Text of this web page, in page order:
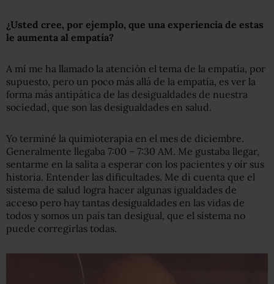
¿Usted cree, por ejemplo, que una experiencia de estas
le aumenta al empatía?
A mí me ha llamado la atención el tema de la empatía, por
supuesto, pero un poco más allá de la empatía, es ver la
forma más antipática de las desigualdades de nuestra
sociedad, que son las desigualdades en salud.
Yo terminé la quimioterapia en el mes de diciembre.
Generalmente llegaba 7:00 – 7:30 AM. Me gustaba llegar,
sentarme en la salita a esperar con los pacientes y oír sus
historia. Entender las dificultades. Me di cuenta que el
sistema de salud logra hacer algunas igualdades de
acceso pero hay tantas desigualdades en las vidas de
todos y somos un país tan desigual, que el sistema no
puede corregirlas todas.